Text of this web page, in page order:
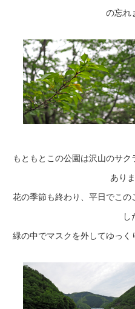
の忘れ
もともとこの公園は沢山のサ
ありま
花の季節も終わり、平日でこ
し
緑の中でマスクを外してゆっく